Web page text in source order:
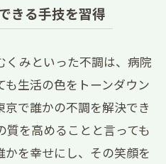
きる手技を習得
くみといった不調は、病院
生活の色をトーンダウン
で誰かの不調を解決でき
を高めることと言っても
を幸せにし、その笑顔を